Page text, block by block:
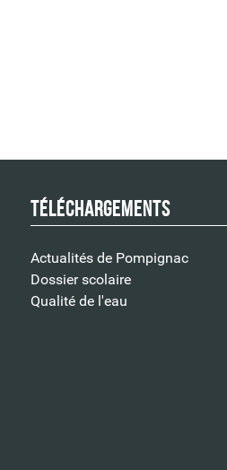
Téléchargements
Actualités de Pompignac
Dossier scolaire
Qualité de l'eau